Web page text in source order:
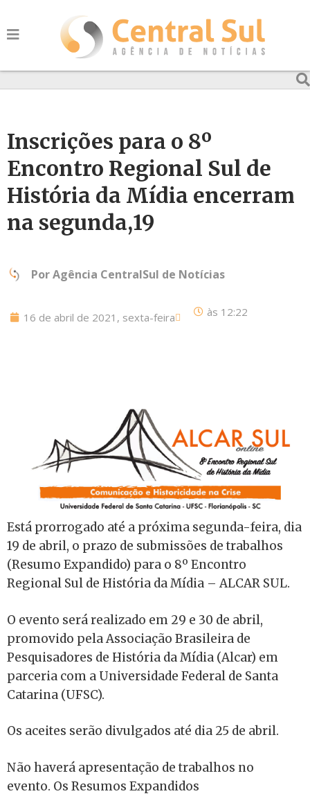
Inscrições para o 8º
Encontro Regional Sul de
História da Mídia encerram
na segunda,19
PorAgência CentralSul de Notícias
16 de abril de 2021, sexta-feira às 12:22
Está prorrogado até a próxima segunda-feira, dia
19 de abril, o prazo de submissões de trabalhos
(Resumo Expandido) para o 8º Encontro
Regional Sul de História da Mídia – ALCAR SUL.
O evento será realizado em 29 e 30 de abril,
promovido pela Associação Brasileira de
Pesquisadores de História da Mídia (Alcar) em
parceria com a Universidade Federal de Santa
Catarina (UFSC).
Os aceites serão divulgados até dia 25 de abril.
Não haverá apresentação de trabalhos no
evento. Os Resumos Expandidos